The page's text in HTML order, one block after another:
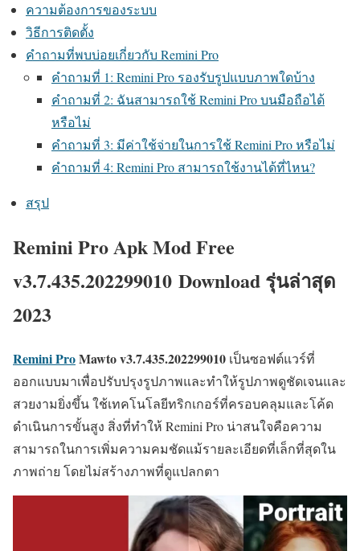
ความต้องการของระบบ
วิธีการติดตั้ง
คำถามที่พบบ่อยเกี่ยวกับ Remini Pro
คำถามที่ 1: Remini Pro รองรับรูปแบบภาพใดบ้าง
คำถามที่ 2: ฉันสามารถใช้ Remini Pro บนมือถือได้
หรือไม่
คำถามที่ 3: มีค่าใช้จ่ายในการใช้ Remini Pro หรือไม่
คำถามที่ 4: Remini Pro สามารถใช้งานได้ที่ไหน?
สรุป
Remini Pro Apk Mod Free
v3.7.435.202299010 Download รุ่นล่าสุด
2023
Remini ProMawtov3.7.435.202299010 เป็นซอฟต์แวร์ที่
ออกแบบมาเพื่อปรับปรุงรูปภาพและทำให้รูปภาพดูชัดเจนและ
สวยงามยิ่งขึ้น ใช้เทคโนโลยีทริกเกอร์ที่ครอบคลุมและโค้ด
ดำเนินการขั้นสูง สิ่งที่ทำให้ Remini Pro น่าสนใจคือความ
สามารถในการเพิ่มความคมชัดแม้รายละเอียดที่เล็กที่สุดใน
ภาพถ่าย โดยไม่สร้างภาพที่ดูแปลกตา